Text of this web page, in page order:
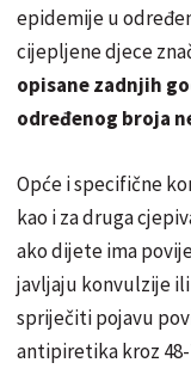
epidemije u
cijepljene djece
opisane zadnjih
određenog broja
Opće i specifične
kao i za druga
ako dijete ima
javljaju konvulzije
spriječiti pojavu
antipiretika kroz 48-